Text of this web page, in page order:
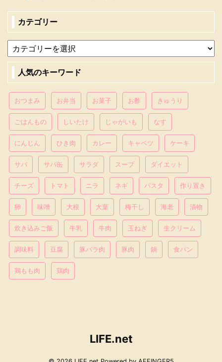
カテゴリー
人気のキーワード
おつまみ お弁当 お菓子 お酢 きゅうり
ごはんもの しいたけ じゃがいも なす
にんじん ひき肉 カレー キャベツ ケーキ
サバ サバ缶 サラダ スープ ダイエット
チーズ トマト ニラ ネギ パスタ 作り置き
卵 味噌 大根 大葉 梅干し 海老 漬物
炊き込みご飯 牛乳 牛肉 玉ねぎ 生クリーム
調味料 豆腐 豚バラ肉 豚肉 鍋 食パン
鶏もも肉 鶏肉
LIFE.net